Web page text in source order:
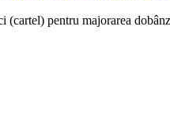
pentru majorarea